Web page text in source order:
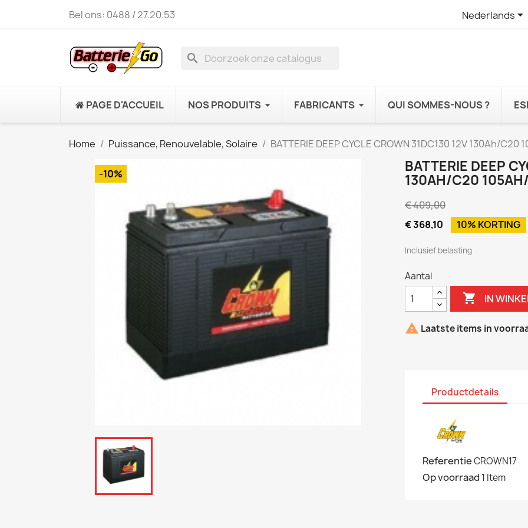
Bel ons: 0488 / 27.20.53 Nederlands
search
PAGE D'ACCUEIL NOS PRODUITS FABRICANTS QUI SOMMES-NOUS ?
Home Puissance, Renouvelable, Solaire BATTERIE DEEP CYCLE CROWN 31DC130 12V 130Ah/C20
-10%
BATTERIE DEEP
130AH/C20
€ 409,00
€ 368,10
10% KORTING
Inclusief belasting
Aantal
 IN
 Laatste items in
Productdetails
ReferentieCROWN17
Op voorraad 1 Item